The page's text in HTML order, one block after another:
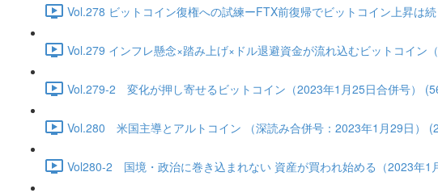
Vol.278 ビットコイン復権への試練ーFTX前復帰でビットコイン上昇は
Vol.279 インフレ懸念×踏み上げ×ドル退避資金が流れ込むビットコイン
Vol.279-2 変化が押し寄せるビットコイン（2023年1月25日合併号）
Vol.280 米国主導とアルトコイン （深読み合併号：2023年1月29日）
Vol280-2 国境・政治に巻き込まれない 資産が買われ始める（2023年1